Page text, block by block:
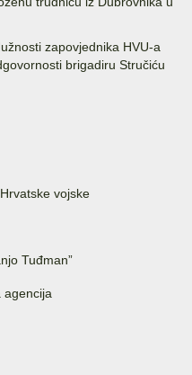
zapovjednika HVU-a
brigadiru Stručiću
vojske
Tuđman”
agencija